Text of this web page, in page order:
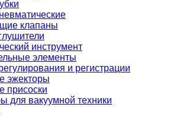
клапаны
инструмент
элементы
и регистрации
эжекторы
присоски
для вакуумной техники